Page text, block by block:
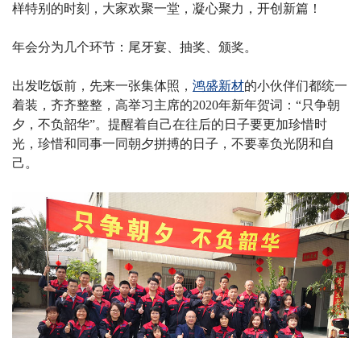
样特别的时刻，大家欢聚一堂，凝心聚力，开创新篇！
年会分为几个环节：尾牙宴、抽奖、颁奖。
出发吃饭前，先来一张集体照， 鸿盛新材的小伙伴们都统一
着装，齐齐整整，高举习主席的2020年新年贺词：“只争朝
夕，不负韶华”。提醒着自己在往后的日子要更加珍惜时
光，珍惜和同事一同朝夕拼搏的日子，不要辜负光阴和自
己。